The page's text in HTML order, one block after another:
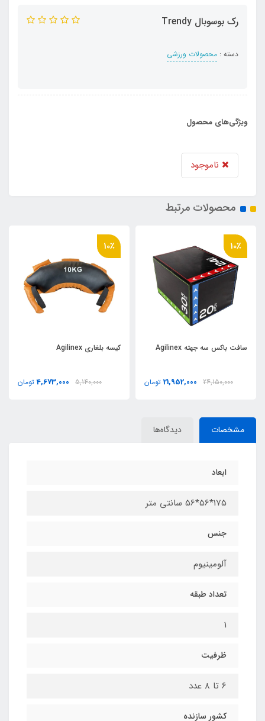
رک بوسوبال Trendy
دسته : محصولات ورزشی
ویژگی‌های محصول
ناموجود
محصولات مرتبط
سافت باکس سه جهته Agilinex
24,150,000
10٪
21,952,000 تومان
کیسه بلغاری Agilinex
5,140,000
10٪
4,673,000 تومان
مشخصات دیدگاه‌ها
ابعاد
175*56*56 سانتی متر
جنس
آلومینیوم
تعداد طبقه
1
ظرفیت
6 تا 8 عدد
کشور سازنده